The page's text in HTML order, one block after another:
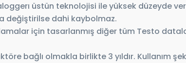
üstün teknolojisi ile yüksek düzeyde
değiştirilse dahi kaybolmaz.
için tasarlanmış diğer tüm Testo
bağlı olmakla birlikte 3 yıldır. Kullanım